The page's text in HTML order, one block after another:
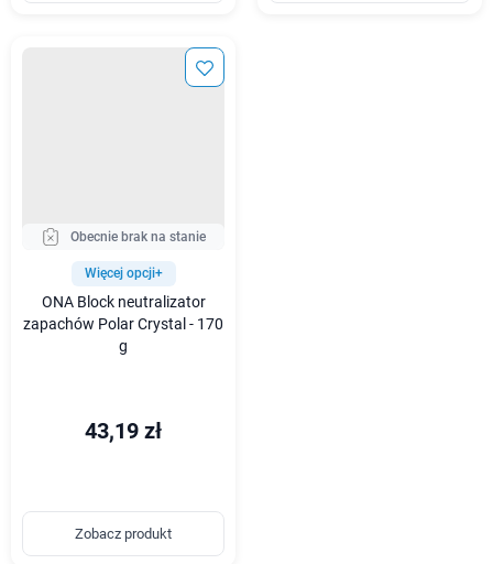
Obecnie brak na stanie
Więcej opcji+
ONA Block neutralizator
zapachów Polar Crystal - 170
g
43,19 zł
Zobacz produkt